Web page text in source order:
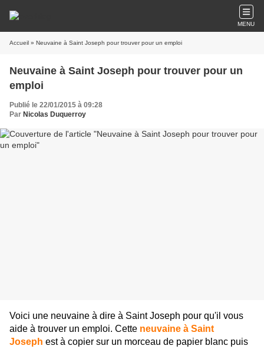
MENU
Accueil » Neuvaine à Saint Joseph pour trouver pour un emploi
Neuvaine à Saint Joseph pour trouver pour un
emploi
Publié le 22/01/2015 à 09:28
Par Nicolas Duquerroy
Voici une neuvaine à dire à Saint Joseph pour qu'il vous
aide à trouver un emploi. Cette neuvaine à Saint
Joseph est à copier sur un morceau de papier blanc puis